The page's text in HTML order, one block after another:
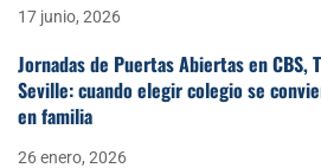
17 junio, 2026
Jornadas de Puertas Abiertas en CBS,
Seville: cuando elegir colegio se
en familia
26 enero, 2026